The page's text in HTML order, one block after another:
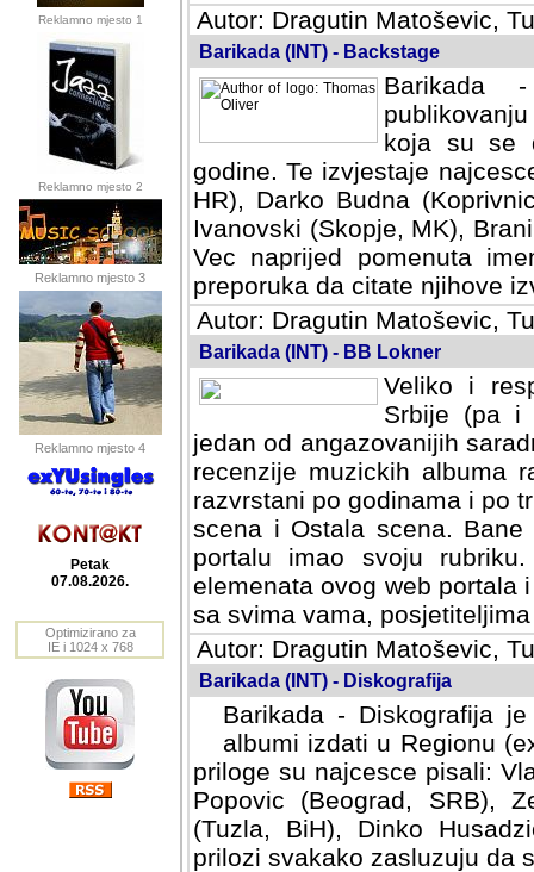
Reklamno mjesto 1
Reklamno mjesto 2
Reklamno mjesto 3
Reklamno mjesto 4
Petak
07.08.2026.
Optimizirano za
IE i 1024 x 768
Autor: Dragutin Matoševic,
Barikada (INT) - Backstage
Barikada
koja su se
godine. Te izvjestaje
HR), Darko Budna
Ivanovski (Skopje, MK),
Vec naprijed pomenuta
preporuka da citate njihove
Autor: Dragutin Matoševic,
Barikada (INT) - BB Lokner
Veliko i
Srbije (pa i
jedan od angazovanijih
recenzije muzickih albuma
razvrstani po godinama i po
scena i Ostala scena.
portalu imao svoju
elemenata ovog web portala
sa svima vama,
Autor: Dragutin Matoševic,
Barikada (INT) - Diskografija
Barikada - Diskografija
albumi izdati u Regionu
priloge su najcesce pisali:
Popovic (Beograd, SRB),
(Tuzla, BiH), Dinko
prilozi svakako zasluzuju da